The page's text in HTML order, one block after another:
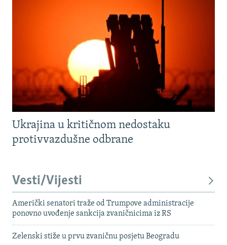
Ukrajina u kritičnom nedostaku
protivvazdušne odbrane
Vesti/Vijesti
Američki senatori traže od Trumpove administracije
ponovno uvođenje sankcija zvaničnicima iz RS
Zelenski stiže u prvu zvaničnu posjetu Beogradu